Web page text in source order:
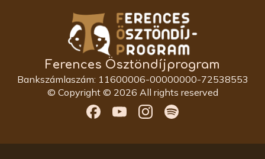
Ferences Ösztöndíjprogram
Bankszámlaszám: 11600006-00000000-72538553
© Copyright © 2026 All rights reserved